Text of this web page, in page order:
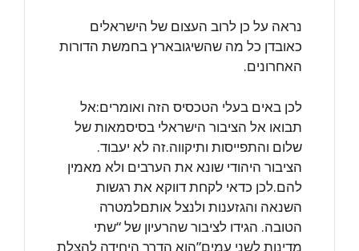
נראה על כן לרוב העצום של הישראלים
כאובדן כל מה שהשיגובארץ בחמשת הדורות
האחרונים.
לכן באים בעלי הטכסיס הזה ואומרים:אל
תבואו אל הציבור הישראלי בסיסמאות של
שלום והתפייסות ותיקווה.זה לא יעבוד.
הציבור היהודי שונא את הערבים ולא מאמין
להם.לכן כדאי לקחת דווקא את רגשות
השנאה והגזענות ולנצל אותםלמטרה
הטובה. הגידו לציבור שהרעיון של “שתי
מדינות לשני עמים”הוא הדרך היחידה להצלת